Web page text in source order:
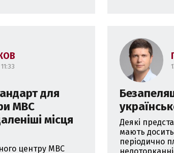
для
МВС
місця
центру МВС
Деякі
мають
періодично